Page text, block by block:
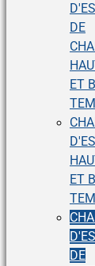
DE
ET
ET
DE